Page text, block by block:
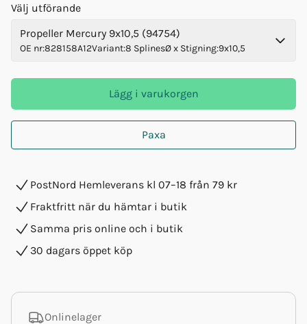
Välj utförande
Propeller Mercury 9x10,5 (94754)
OE nr:828158A12Variant:8 SplinesØ x Stigning:9x10,5
Lägg i varukorgen
Paxa
PostNord Hemleverans kl 07–18 från 79 kr
Fraktfritt när du hämtar i butik
Samma pris online och i butik
30 dagars öppet köp
Onlinelager